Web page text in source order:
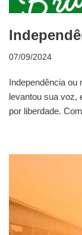
07/09/2024
Independência ou
levantou sua voz,
por liberdade.